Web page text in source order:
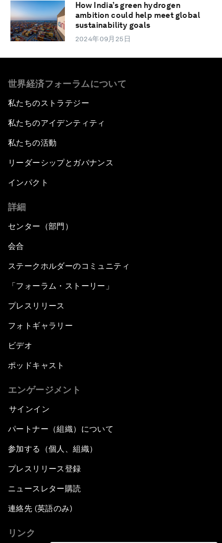
How India’s green hydrogen
ambition could help meet global
sustainability goals
2024年09月25日
世界経済フォーラムについて
私たちのストラテジー
私たちのアイデンティティ
私たちの活動
リーダーシップとガバナンス
インパクト
詳細
センター（部門）
会合
ステークホルダーのコミュニティ
「フォーラム・ストーリー」
プレスリリース
フォトギャラリー
ビデオ
ポッドキャスト
エンゲージメント
サインイン
パートナー（組織）について
参加する（個人、組織）
プレスリリース登録
ニュースレター購読
連絡先 (英語のみ)
リンク